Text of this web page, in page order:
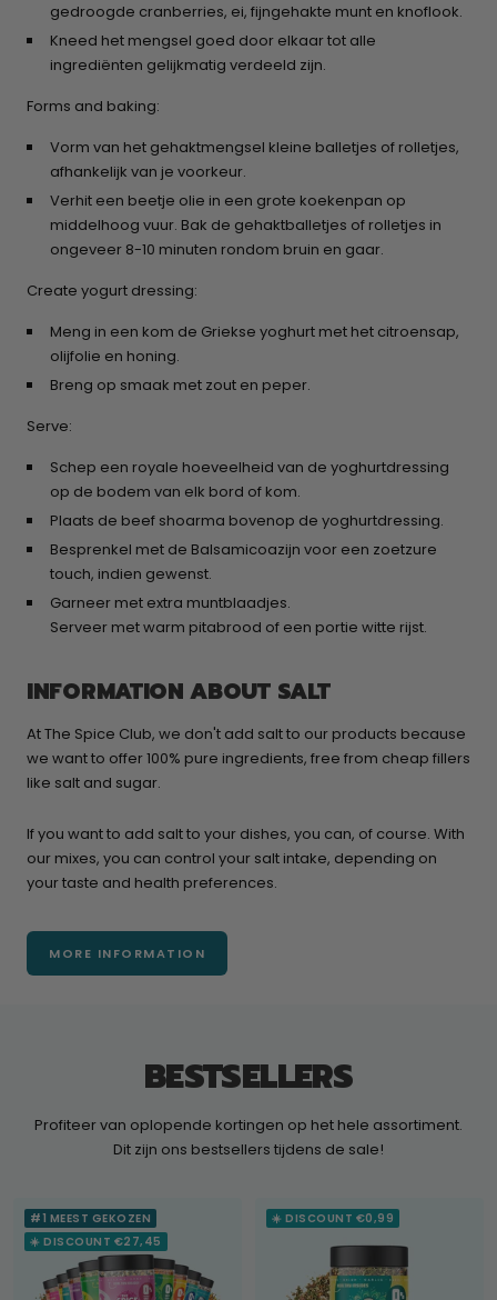
gedroogde cranberries, ei, fijngehakte munt en knoflook.​
Kneed het mengsel goed door elkaar tot alle
ingrediënten gelijkmatig verdeeld zijn.​
Forms and baking:
Vorm van het gehaktmengsel kleine balletjes of rolletjes,
afhankelijk van je voorkeur.​
Verhit een beetje olie in een grote koekenpan op
middelhoog vuur. Bak de gehaktballetjes of rolletjes in
ongeveer 8-10 minuten rondom bruin en gaar.​
Create yogurt dressing:
Meng in een kom de Griekse yoghurt met het citroensap,
olijfolie en honing.​
Breng op smaak met zout en peper.​
Serve:
Schep een royale hoeveelheid van de yoghurtdressing
op de bodem van elk bord of kom.​
Plaats de beef shoarma bovenop de yoghurtdressing.
Besprenkel met de Balsamicoazijn voor een zoetzure
touch, indien gewenst.​
Garneer met extra muntblaadjes.​
Serveer met warm pitabrood of een portie witte rijst.​
INFORMATION ABOUT SALT
At The Spice Club, we don't add salt to our products because
we want to offer 100% pure ingredients, free from cheap fillers
like salt and sugar.
If you want to add salt to your dishes, you can, of course. With
our mixes, you can control your salt intake, depending on
your taste and health preferences.
MORE INFORMATION
BESTSELLERS
Profiteer van oplopende kortingen op het hele assortiment.
Dit zijn ons bestsellers tijdens de sale!
#1 MEEST GEKOZEN
☀️ DISCOUNT €27,45
☀️ DISCOUNT €0,99